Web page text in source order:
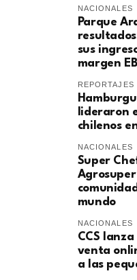
NACIONALES
Parque
sus
margen
REPORTAJES
lideraron
chilenos
NACIONALES
Super
mundo
NACIONALES
CCS
venta
a las